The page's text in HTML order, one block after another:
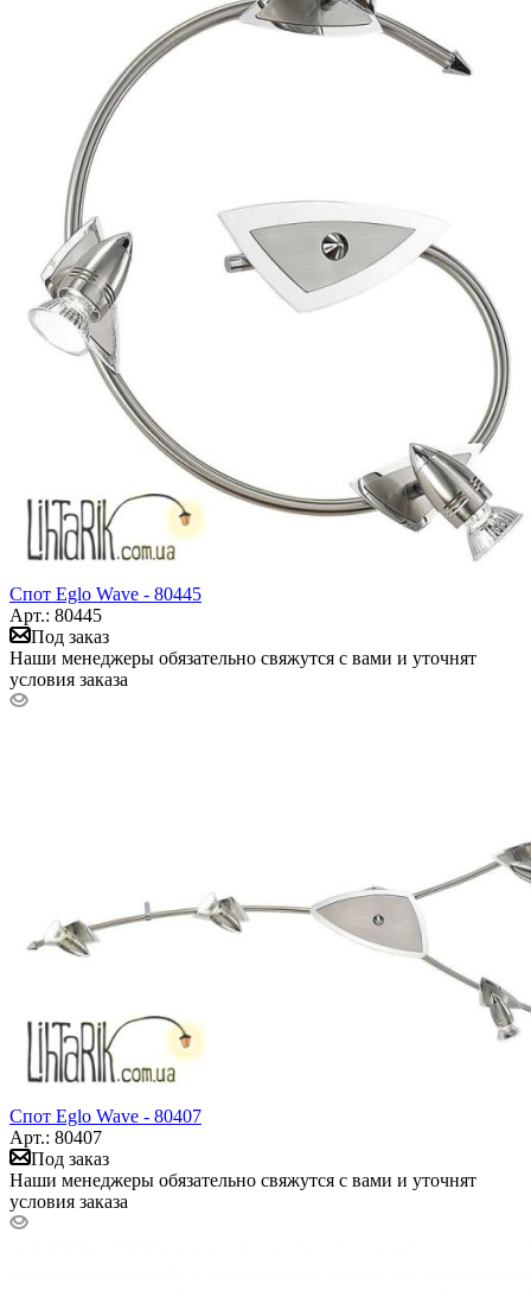
Спот Eglo Wave - 80445
Арт.: 80445
Под заказ
Наши менеджеры обязательно свяжутся с вами и уточнят
условия заказа
Спот Eglo Wave - 80407
Арт.: 80407
Под заказ
Наши менеджеры обязательно свяжутся с вами и уточнят
условия заказа